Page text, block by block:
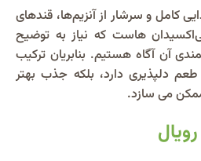
کامل و سرشار از آنزیم‌ها، قندهای
هاست که نیاز به توضیح
آن آگاه هستیم. بنابریان ترکیب
دلپذیری دارد، بلکه جذب بهتر
ممکن می‌ سازد.